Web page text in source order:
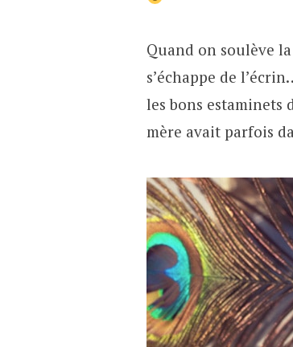
Quand on soulève
s’échappe de
les bons estaminets
mère avait parfois